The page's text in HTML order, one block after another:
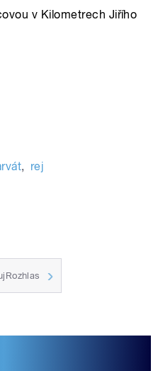
v Kilometrech Jiřího
, rej